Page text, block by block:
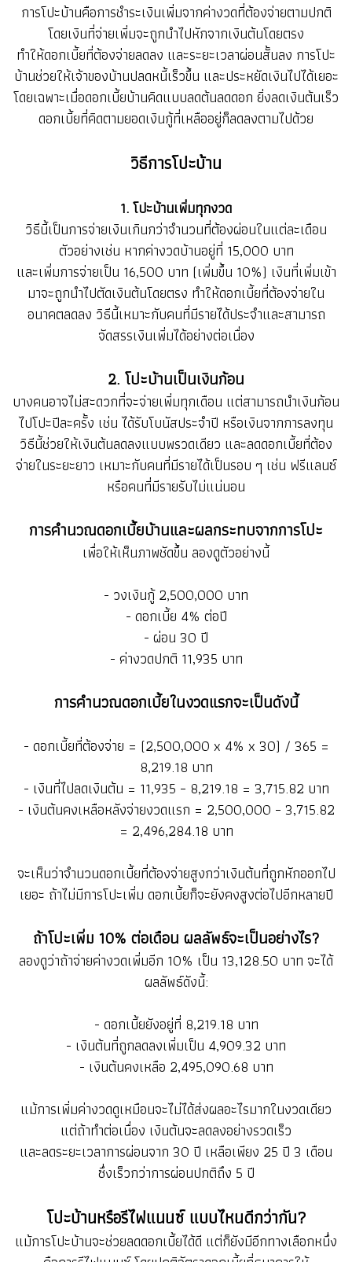
การโปะบ้านคือการชำระเงินเพิ่มจากค่างวดที่ต้องจ่ายตามปกติ
โดยเงินที่จ่ายเพิ่มจะถูกนำไปหักจากเงินต้นโดยตรง
ทำให้ดอกเบี้ยที่ต้องจ่ายลดลง และระยะเวลาผ่อนสั้นลง การโปะ
บ้านช่วยให้เจ้าของบ้านปลดหนี้เร็วขึ้น และประหยัดเงินไปได้เยอะ
โดยเฉพาะเมื่อดอกเบี้ยบ้านคิดแบบลดต้นลดดอก ยิ่งลดเงินต้นเร็ว
ดอกเบี้ยที่คิดตามยอดเงินกู้ที่เหลืออยู่ก็ลดลงตามไปด้วย
วิธีการโปะบ้าน
1. โปะบ้านเพิ่มทุกงวด
วิธีนี้เป็นการจ่ายเงินเกินกว่าจำนวนที่ต้องผ่อนในแต่ละเดือน
ตัวอย่างเช่น หากค่างวดบ้านอยู่ที่ 15,000 บาท
และเพิ่มการจ่ายเป็น 16,500 บาท (เพิ่มขึ้น 10%) เงินที่เพิ่มเข้า
มาจะถูกนำไปตัดเงินต้นโดยตรง ทำให้ดอกเบี้ยที่ต้องจ่ายใน
อนาคตลดลง วิธีนี้เหมาะกับคนที่มีรายได้ประจำและสามารถ
จัดสรรเงินเพิ่มได้อย่างต่อเนื่อง
2. โปะบ้านเป็นเงินก้อน
บางคนอาจไม่สะดวกที่จะจ่ายเพิ่มทุกเดือน แต่สามารถนำเงินก้อน
ไปโปะปีละครั้ง เช่น ได้รับโบนัสประจำปี หรือเงินจากการลงทุน
วิธีนี้ช่วยให้เงินต้นลดลงแบบพรวดเดียว และลดดอกเบี้ยที่ต้อง
จ่ายในระยะยาว เหมาะกับคนที่มีรายได้เป็นรอบ ๆ เช่น ฟรีแลนซ์
หรือคนที่มีรายรับไม่แน่นอน
การคำนวณดอกเบี้ยบ้านและผลกระทบจากการโปะ
เพื่อให้เห็นภาพชัดขึ้น ลองดูตัวอย่างนี้
- วงเงินกู้ 2,500,000 บาท
- ดอกเบี้ย 4% ต่อปี
- ผ่อน 30 ปี
- ค่างวดปกติ 11,935 บาท
การคำนวณดอกเบี้ยในงวดแรกจะเป็นดังนี้
- ดอกเบี้ยที่ต้องจ่าย = (2,500,000 x 4% x 30) / 365 =
8,219.18 บาท
- เงินที่ไปลดเงินต้น = 11,935 – 8,219.18 = 3,715.82 บาท
- เงินต้นคงเหลือหลังจ่ายงวดแรก = 2,500,000 – 3,715.82
= 2,496,284.18 บาท
จะเห็นว่าจำนวนดอกเบี้ยที่ต้องจ่ายสูงกว่าเงินต้นที่ถูกหักออกไป
เยอะ ถ้าไม่มีการโปะเพิ่ม ดอกเบี้ยก็จะยังคงสูงต่อไปอีกหลายปี
ถ้าโปะเพิ่ม 10% ต่อเดือน ผลลัพธ์จะเป็นอย่างไร?
ลองดูว่าถ้าจ่ายค่างวดเพิ่มอีก 10% เป็น 13,128.50 บาท จะได้
ผลลัพธ์ดังนี้:
- ดอกเบี้ยยังอยู่ที่ 8,219.18 บาท
- เงินต้นที่ถูกลดลงเพิ่มเป็น 4,909.32 บาท
- เงินต้นคงเหลือ 2,495,090.68 บาท
แม้การเพิ่มค่างวดดูเหมือนจะไม่ได้ส่งผลอะไรมากในงวดเดียว
แต่ถ้าทำต่อเนื่อง เงินต้นจะลดลงอย่างรวดเร็ว
และลดระยะเวลาการผ่อนจาก 30 ปี เหลือเพียง 25 ปี 3 เดือน
ซึ่งเร็วกว่าการผ่อนปกติถึง 5 ปี
โปะบ้านหรือรีไฟแนนซ์ แบบไหนดีกว่ากัน?
แม้การโปะบ้านจะช่วยลดดอกเบี้ยได้ดี แต่ก็ยังมีอีกทางเลือกหนึ่ง